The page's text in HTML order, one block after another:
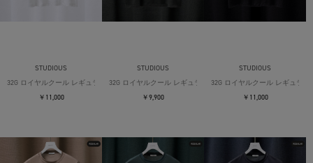
STUDIOUS
32G ロイヤルクール レギュラーTシャツ
￥11,000
STUDIOUS
32G ロイヤルクール レギュラーTシャツ
￥9,900
STUDIOUS
32G ロイヤルクール レギュラー
￥11,000